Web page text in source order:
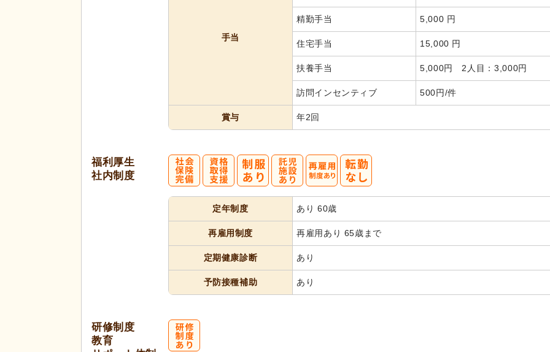
手当
精勤手当 5,000 円
住宅手当 15,000 円
扶養手当 5,000円 2人目：3,000円
訪問インセンティブ 500円/件
賞与 年2回
福利厚生
社内制度
定年制度 あり 60歳
再雇用制度 再雇用あり 65歳まで
定期健康診断 あり
予防接種補助 あり
研修制度
教育